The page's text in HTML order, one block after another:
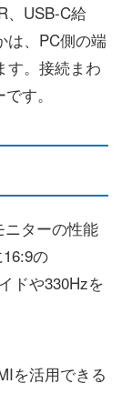
、USB-C給
は、PC側の端
す。接続まわ
す。
ニターの性能
の
ドや330Hzを
を活用できる